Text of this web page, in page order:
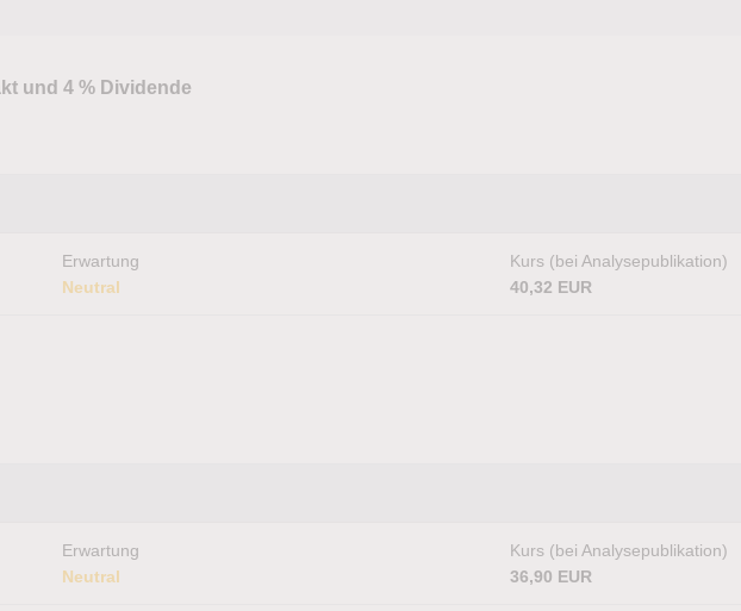
und 4 % Dividende
Erwartung
Neutral
Kurs (bei Analysepublikation)
40,32 EUR
Erwartung
Neutral
Kurs (bei Analysepublikation)
36,90 EUR